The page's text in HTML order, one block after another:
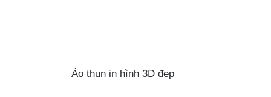
Áo thun in hình 3D đẹp